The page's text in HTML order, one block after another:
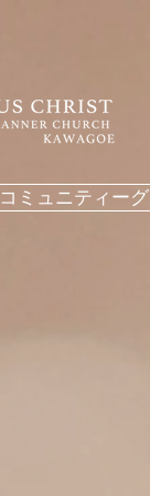
コミュニティー